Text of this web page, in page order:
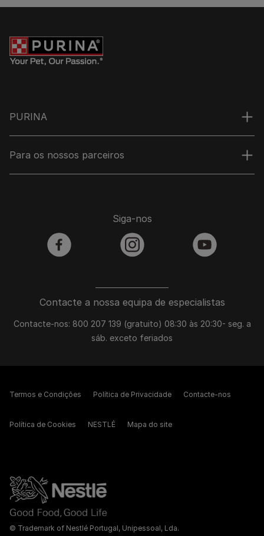
PURINA
Para os nossos parceiros
Contacte a nossa equipa de especialistas
Contacte-nos: 800 207 139 (gratuito) 08:30 às 20:30- seg. a
sáb. exceto feriados
Siga-nos
facebook instagram youtube
© Trademark of Nestlé Portugal, Unipessoal, Lda.
Termos e Condições Política de Privacidade Contacte-nos
Política de Cookies NESTLÉ Mapa do site